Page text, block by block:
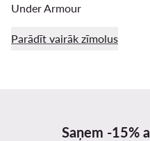
Under Armour
Parādīt vairāk zīmolus
Saņem -15%